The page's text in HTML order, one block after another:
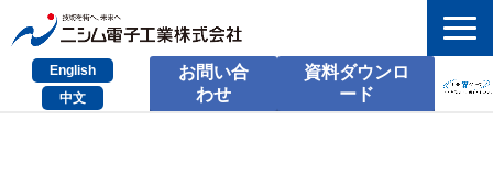
English
中文
お問い合
わせ
資料ダウンロ
ード